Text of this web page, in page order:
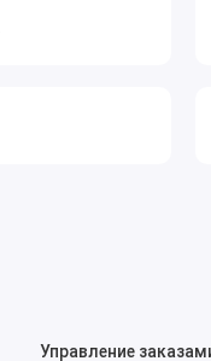
Управление